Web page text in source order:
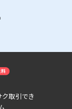
取引でき